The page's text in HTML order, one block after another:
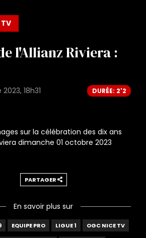
TV
l'Allianz Riviera :
18h31 DURÉE: 2'2
sur la célébration des dix ans
dimanche 01 octobre 2023
PARTAGER
En savoir plus sur
EQUIPE PRO LIGUE 1 OGC NICE TV